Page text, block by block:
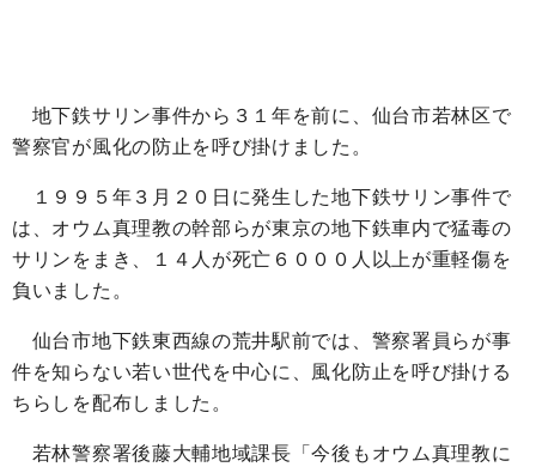
地下鉄サリン事件から３１年を前に、仙台市若林区で
警察官が風化の防止を呼び掛けました。
１９９５年３月２０日に発生した地下鉄サリン事件で
は、オウム真理教の幹部らが東京の地下鉄車内で猛毒の
サリンをまき、１４人が死亡６０００人以上が重軽傷を
負いました。
仙台市地下鉄東西線の荒井駅前では、警察署員らが事
件を知らない若い世代を中心に、風化防止を呼び掛ける
ちらしを配布しました。
若林警察署後藤大輔地域課長「今後もオウム真理教に